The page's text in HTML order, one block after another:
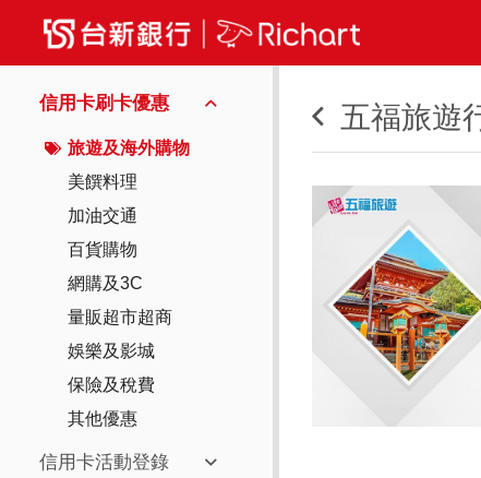
信用卡刷卡優惠
旅遊及海外購物
美饌料理
加油交通
百貨購物
網購及3C
量販超市超商
娛樂及影城
保險及稅費
其他優惠
信用卡活動登錄
五福旅遊